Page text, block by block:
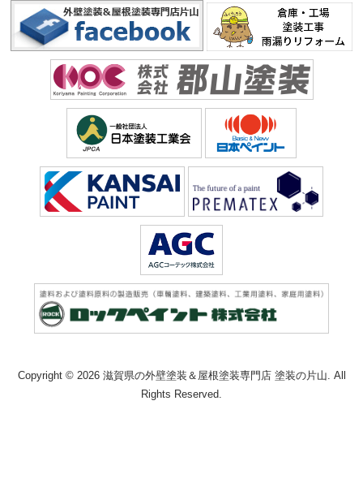
Copyright © 2026 滋賀県の外壁塗装＆屋根塗装専門店 塗装の片山. All
Rights Reserved.